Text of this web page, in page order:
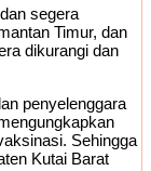
segera
Timur, dan
dikurangi dan
penyelenggara
Sehingga
Kutai Barat